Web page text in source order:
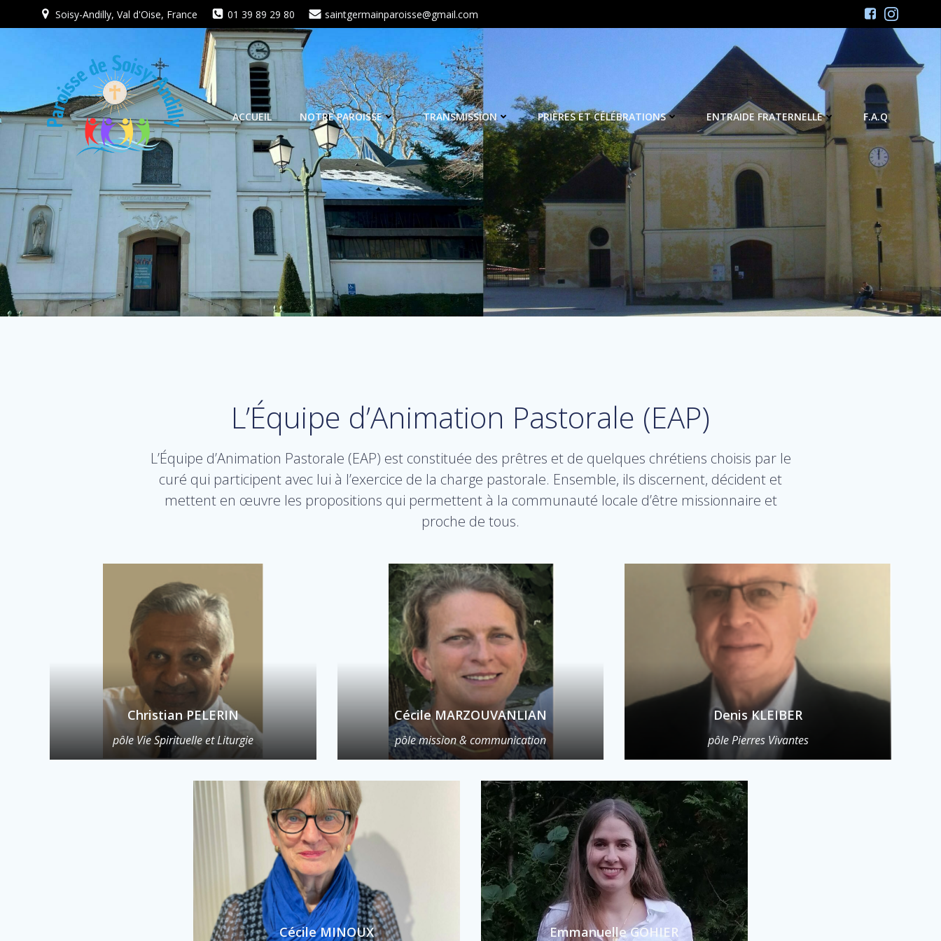
au
Soisy-Andilly, Val d'Oise, France 01 39 89 29 80 saintgermainparoisse@gmail.com
ACCUEIL NOTRE PAROISSE TRANSMISSION PRIÈRES ET CÉLÉBRATIONS ENTRAIDE FRATERNELLE F.A.Q
L’Équipe d’Animation Pastorale (EAP)
L’Équipe d’Animation Pastorale (EAP) est constituée des prêtres et de quelques chrétiens choisis par le
curé qui participent avec lui à l’exercice de la charge pastorale. Ensemble, ils discernent, décident et
mettent en œuvre les propositions qui permettent à la communauté locale d’être missionnaire et
proche de tous.
Christian PELERIN
pôle Vie Spirituelle et Liturgie
Cécile MARZOUVANLIAN
pôle mission & communication
Denis KLEIBER
pôle Pierres Vivantes
Cécile MINOUX Emmanuelle GOHIER